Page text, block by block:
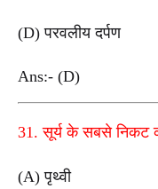
(D) परवलीय दर्पण
Ans:- (D)
31. सूर्य के सबसे निकट
(A) पृथ्वी